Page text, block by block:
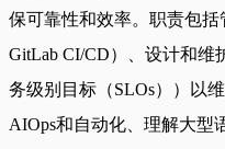
保可靠性和效率。职责包括
GitLab CI/CD）、设计和维
务级别目标（SLOs））以
AIOps和自动化、理解大型